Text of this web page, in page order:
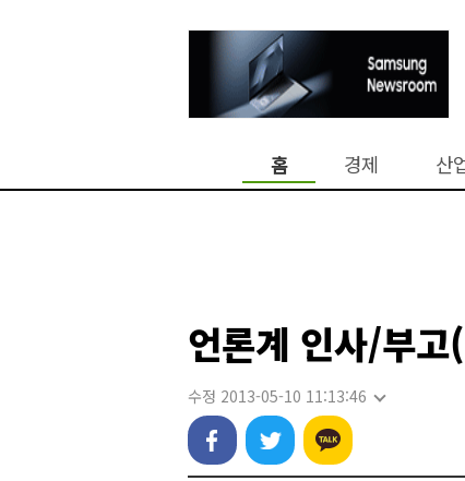
홈 경제 산
언론계 인사/부
수정 2013-05-10 11:13:46